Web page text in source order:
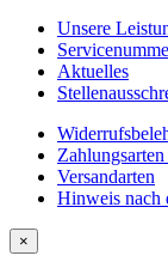
Unsere
Aktuelles
Versandarten
Hinweis nach
×